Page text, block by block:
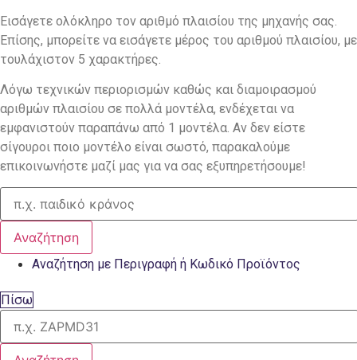
Εισάγετε ολόκληρο τον αριθμό πλαισίου της μηχανής σας.
Επίσης, μπορείτε να εισάγετε μέρος του αριθμού πλαισίου, με
τουλάχιστον 5 χαρακτήρες.
Λόγω τεχνικών περιορισμών καθώς και διαμοιρασμού
αριθμών πλαισίου σε πολλά μοντέλα, ενδέχεται να
εμφανιστούν παραπάνω από 1 μοντέλα. Αν δεν είστε
σίγουροι ποιο μοντέλο είναι σωστό, παρακαλούμε
επικοινωνήστε μαζί μας για να σας εξυπηρετήσουμε!
Αναζήτηση
Αναζήτηση με Περιγραφή ή Κωδικό Προϊόντος
Πίσω